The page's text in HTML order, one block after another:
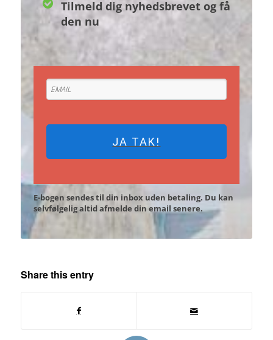
Tilmeld dig nyhedsbrevet og få
den nu
JA TAK!
E-bogen sendes til din inbox uden betaling. Du kan
selvfølgelig altid afmelde din email senere.
Share this entry